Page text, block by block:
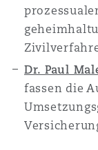
Dr. Paul
fassen die